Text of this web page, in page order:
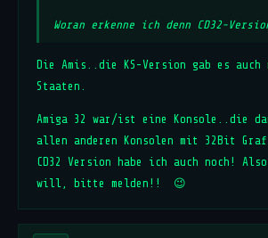
Woran erkenne ich denn CD32-
Die Amis..die KS-Version gab es
Staaten.
Amiga 32 war/ist eine Konsole..die
allen anderen Konsolen mit 32Bit
CD32 Version habe ich auch noch!
will, bitte melden!! 😉